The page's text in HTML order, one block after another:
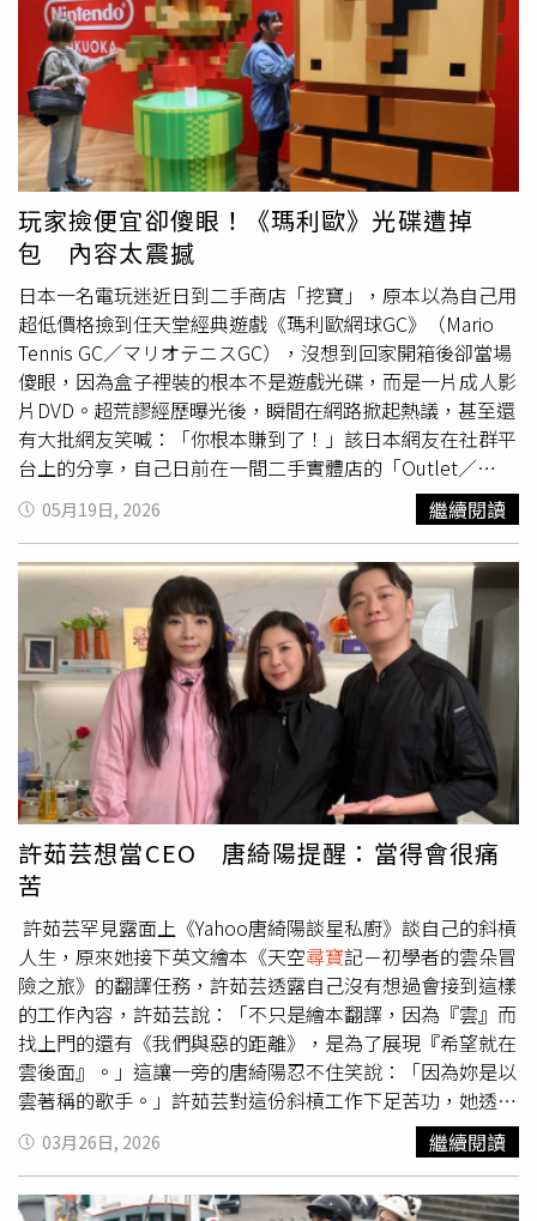
證明該區域過去可能曾是重要聚落或權貴活動地點。這批文
物隨後被依英國《寶藏法》（Treasure Act）認定為國寶級
寶藏。不過寶藏出土後並未立刻帶來財富，反而引發一場所
有權爭議。由於發現地點涉及地主、活動主辦單位及
尋寶
權益，案件一度進入司法程序。經過多年調查與法院審理
後，最終確認凱文明托與地主擁有相關權利。為了讓這批珍
貴文物留在當地，英國西南文化遺產信託基金會（South
West Heritage Trust）隨後展開募款，希望將寶藏永久收藏
於博物館。歷經多年籌資，基金會最終以約7.8萬英鎊（約
新台幣312萬元）購入整批文物，其中光是黃金戒指估值就
高達7.5萬英鎊。依照規定，出售所得由地主與發現者共同
分享，凱文明托再與共同尋寶的好友菲爾科斯特洛分配收
益。凱文明托受訪時坦言，自己從未想過一次尋寶活動竟能
改變人生。他表示，收到這筆錢後第一件事就是還清房貸，
卸下長年經濟壓力，未來也計畫逐步減少工作時間，提前享
受退休生活。不過比起金錢，他更高興的是這枚見證1700
年歷史的古羅馬戒指最終留在家鄉，未來將先於薩默塞特郡
多所學校巡迴展出，之後永久典藏於薩默塞特博物館
（Museum of Somerset），讓更多人能親眼見證這段塵封
千年的歷史。
布魯克林的下水道裡頭，警方當時表示，他們目的是尋找
「黃金、珠寶與槍枝」，最終都遭到逮捕；接著2025年又
發生一起類似案件，3名尋寶客也被逮，他們向警方坦承是
因為很多人的金子會掉到下面，所以想撿來賣錢。相關單位
指出維修人員已對下水道系統進行檢查，未發現任何損壞，
並強調擅自進入下水道極度危險且屬違法行為。
玩家撿便宜卻傻眼！《瑪利歐》光碟遭掉
包 內容太震撼
日本一名電玩迷近日到二手商店「挖寶」，原本以為自己用
超低價格撿到任天堂經典遊戲《瑪利歐網球GC》（Mario
Tennis GC／マリオテニスGC），沒想到回家開箱後卻當場
傻眼，因為盒子裡裝的根本不是遊戲光碟，而是一片成人影
片DVD。超荒謬經歷曝光後，瞬間在網路掀起熱議，甚至還
有大批網友笑喊：「你根本賺到了！」該日本網友在社群平
台上的分享，自己日前在一間二手實體店的「Outlet／
Junk（出清、報廢）」專區
時，意外發現一款任天堂
GameCube經典作品《瑪利歐網球GC》，而且售價竟只要
110日圓（約新台幣23元），超便宜價格讓他立刻決定入
手。原PO原本還以為自己被幸運女神眷顧，撿到超值便宜
貨，因此買下後立刻打開確認內容物，沒想到打開遊戲盒
後，裡面放的卻不是熟悉的瑪利歐（Mario）與路易吉
（Luigi）遊戲光碟，而是一片前任持有者疑似忘記取出的成
人影片DVD，離譜發展讓他當場哭笑不得。事件曝光後，立
刻吸引大批日本與海外網友朝聖討論，不少人更開始瘋狂開
玩笑。有人留言表示：「這變成支援另一種控制器的單人遊
戲了」、「尺寸升級了，給好評」，甚至還有人笑稱：「網
球現實中能打，但巨乳大姊姊現實裡不存在啊！」不過，也
有部分玩家對二手遊戲市場的品管感到擔憂，認為「打開發
現不是遊戲片，真的太誇張」，也有人直言，未來購買實體
二手光碟時，恐怕都得現場錄影自保，避免再遇到類似「貨
不對辦」的誇張狀況。這起烏龍事件也再度掀起玩家對實體
二手遊戲市場的討論，不少人認為，雖然這次事件偏搞笑，
但若遇到高價收藏遊戲被調包，恐怕就不只是笑笑而已。網
友在二手店購買《瑪利歐網球GC》，打開後卻發現裡面竟
是成人影片DVD。（圖／翻攝自X，@shige4si4）
05月19日, 2026 繼續閱讀
許茹芸想當CEO 唐綺陽提醒：當得會很痛
苦
許茹芸罕見露面上《Yahoo唐綺陽談星私廚》談自己的斜槓
人生，原來她接下英文繪本《天空尋寶記－初學者的雲朵冒
險之旅》的翻譯任務，許茹芸透露自己沒有想過會接到這樣
的工作內容，許茹芸說：「不只是繪本翻譯，因為『雲』而
找上門的還有《我們與惡的距離》，是為了展現『希望就在
雲後面』。」這讓一旁的唐綺陽忍不住笑說：「因為妳是以
雲著稱的歌手。」許茹芸對這份斜槓工作下足苦功，她透露
當時每天早上都會揹著包包到固定的咖啡廳報到，過著規律
的「類上班族」生活，老公都被埋在鼓裡，直到全書的翻譯
工作快完成才敢跟老公說，沒想到老公聽完只淡定回了一句
03月26日, 2026 繼續閱讀